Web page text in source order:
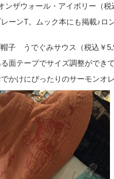
ザウォール・アイボリー（税
ーンT。ムック本にも掲載♪ロ
子 うでぐみサウス（税込￥
面テープでサイズ調整ができ
かけにぴったりのサーモンオ